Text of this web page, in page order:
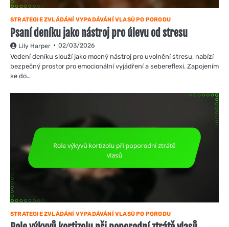
STRATEGIE ZVLÁDÁNÍ VYPADÁVÁNÍ VLASŮ PO PORODU
Psaní deníku jako nástroj pro úlevu od stresu
Lily Harper 02/03/2026
Vedení deníku slouží jako mocný nástroj pro uvolnění stresu, nabízí
bezpečný prostor pro emocionální vyjádření a sebereflexi. Zapojením
se do…
STRATEGIE ZVLÁDÁNÍ VYPADÁVÁNÍ VLASŮ PO PORODU